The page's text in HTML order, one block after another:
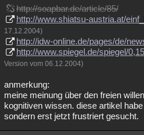
http://soapbar.de/article/85/
http://www.shiatsu-austria.at/
17.12.2004)
http://idw-online.de/pages/de/
http://www.spiegel.de/spiegel/
Version vom 06.12.2004)
anmerkung:
meine meinung über den freien
kognitiven wissen. diese artikel
sondern erst jetzt frustriert gesucht.